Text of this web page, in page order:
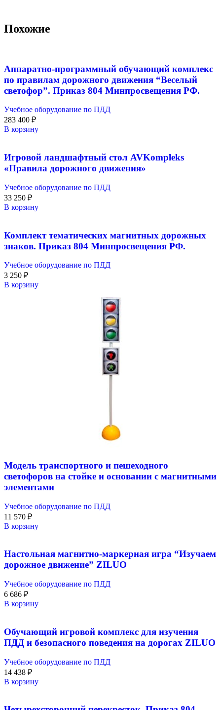
Похожие
Аппаратно-программный обучающий комплекс
по правилам дорожного движения “Веселый
светофор”. Приказ 804 Минпросвещения РФ.
Учебное оборудование по ПДД
283 400 ₽
В корзину
Игровой ландшафтный стол AVKompleks
«Правила дорожного движения»
Учебное оборудование по ПДД
33 250 ₽
В корзину
Комплект тематических магнитных дорожных
знаков. Приказ 804 Минпросвещения РФ.
Учебное оборудование по ПДД
3 250 ₽
В корзину
Модель транспортного и пешеходного
светофоров на стойке и основании с магнитными
элементами
Учебное оборудование по ПДД
11 570 ₽
В корзину
Настольная магнитно-маркерная игра “Изучаем
дорожное движение” ZILUO
Учебное оборудование по ПДД
6 686 ₽
В корзину
Обучающий игровой комплекс для изучения
ПДД и безопасного поведения на дорогах ZILUO
Учебное оборудование по ПДД
14 438 ₽
В корзину